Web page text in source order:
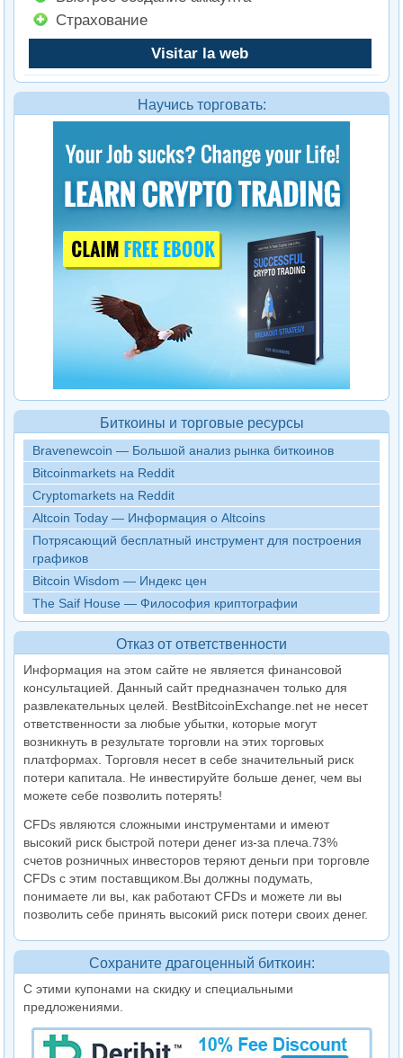
Страхование
Visitar la web
Научись торговать:
Биткоины и торговые ресурсы
Bravenewcoin — Большой анализ рынка биткоинов
Bitcoinmarkets на Reddit
Cryptomarkets на Reddit
Altcoin Today — Информация о Altcoins
Потрясающий бесплатный инструмент для построения
графиков
Bitcoin Wisdom — Индекс цен
The Saif House — Философия криптографии
Отказ от ответственности
Информация на этом сайте не является финансовой
консультацией. Данный сайт предназначен только для
развлекательных целей. BestBitcoinExchange.net не несет
ответственности за любые убытки, которые могут
возникнуть в результате торговли на этих торговых
платформах. Торговля несет в себе значительный риск
потери капитала. Не инвестируйте больше денег, чем вы
можете себе позволить потерять!
CFDs являются сложными инструментами и имеют
высокий риск быстрой потери денег из-за плеча.73%
счетов розничных инвесторов теряют деньги при торговле
CFDs с этим поставщиком.Вы должны подумать,
понимаете ли вы, как работают CFDs и можете ли вы
позволить себе принять высокий риск потери своих денег.
Сохраните драгоценный биткоин:
С этими купонами на скидку и специальными
предложениями.